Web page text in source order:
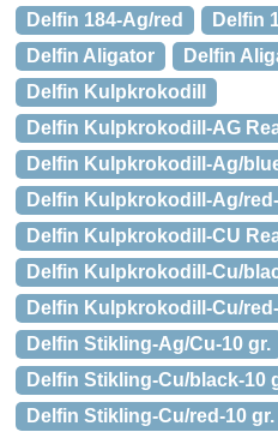
Delfin 184-Ag/red
Delfin
Delfin Aligator
Delfin
Delfin Kulpkrokodill
Delfin Kulpkrokodill-AG
Delfin Kulpkrokodill-Ag/
Delfin Kulpkrokodill-Ag/
Delfin Kulpkrokodill-CU
Delfin Kulpkrokodill-Cu/
Delfin Kulpkrokodill-Cu/
Delfin Stikling-Ag/Cu-10 gr.
Delfin Stikling-Cu/black-10
Delfin Stikling-Cu/red-10 gr.